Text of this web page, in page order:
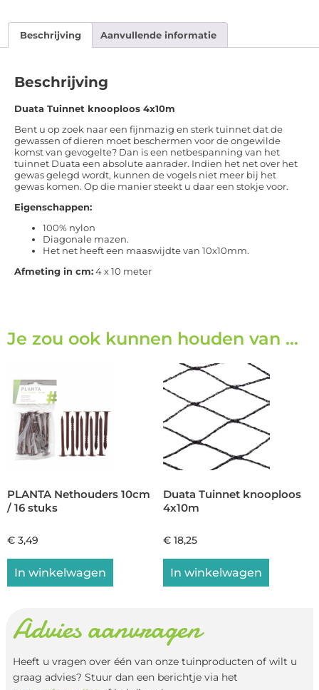
Beschrijving Aanvullende informatie
Beschrijving
Duata Tuinnet knooploos 4x10m
Bent u op zoek naar een fijnmazig en sterk tuinnet dat de
gewassen of dieren moet beschermen voor de ongewilde
komst van gevogelte? Dan is een netbespanning van het
tuinnet Duata een absolute aanrader. Indien het net over het
gewas gelegd wordt, kunnen de vogels niet meer bij het
gewas komen. Op die manier steekt u daar een stokje voor.
Eigenschappen:
100% nylon
Diagonale mazen.
Het net heeft een maaswijdte van 10x10mm.
Afmeting in cm:4x 10 meter
Je zou ook kunnen houden van …
PLANTA Nethouders 10cm
/ 16 stuks
€ 3,49
In winkelwagen
Duata Tuinnet knooploos
4x10m
€ 18,25
In winkelwagen
Advies aanvragen
Heeft u vragen over één van onze tuinproducten of wilt u
graag advies? Stuur dan een berichtje via het